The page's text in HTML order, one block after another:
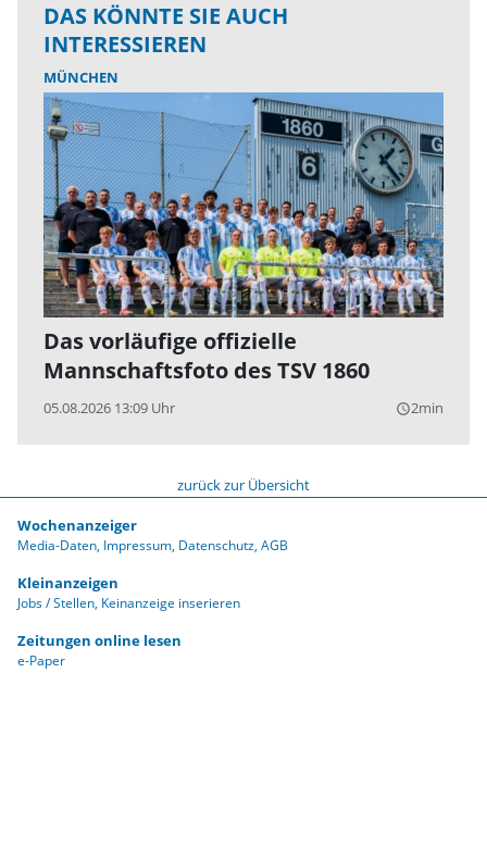
DAS KÖNNTE SIE AUCH
INTERESSIEREN
MÜNCHEN
Das vorläufige offizielle
Mannschaftsfoto des TSV 1860
05.08.2026 13:09 Uhr query_builder2min
zurück zur Übersicht
Wochenanzeiger
Media-Daten Impressum Datenschutz AGB
Kleinanzeigen
Jobs / Stellen Keinanzeige inserieren
Zeitungen online lesen
e-Paper